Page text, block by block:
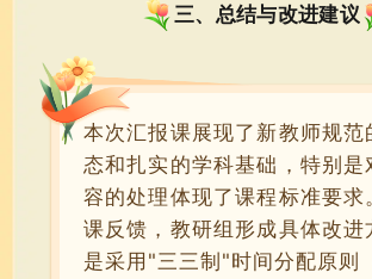
三、总结与改进建议
本次汇报课展现了新教师规范
态和扎实的学科基础，特别是
容的处理体现了课程标准要求
课反馈，教研组形成具体改进
是采用"三三制"时间分配原则